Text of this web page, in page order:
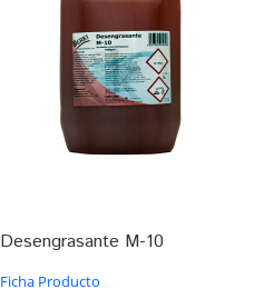
Desengrasante M-10
Ficha Producto